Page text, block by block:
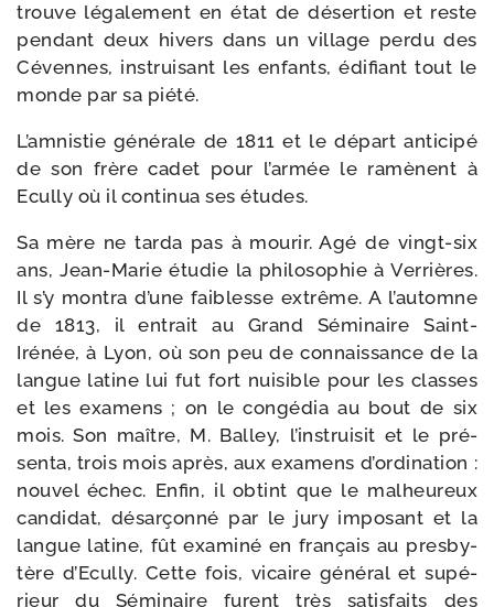
trouve léga­le­ment en état de déser­tion et reste
pen­dant deux hivers dans un vil­lage per­du des
Cévennes, ins­trui­sant les enfants, édi­fiant tout le
monde par sa piété.
L’amnistie géné­rale de 1811 et le départ anti­ci­pé
de son frère cadet pour l’armée le ramènent à
Ecully où il conti­nua ses études.
Sa mère ne tar­da pas à mou­rir. Agé de vingt-​six
ans, Jean-​Marie étu­die la phi­lo­so­phie à Verrières.
Il s’y mon­tra d’une fai­blesse extrême. A l’automne
de 1813, il entrait au Grand Séminaire Saint-​
Irénée, à Lyon, où son peu de connais­sance de la
langue latine lui fut fort nui­sible pour les classes
et les exa­mens ; on le congé­dia au bout de six
mois. Son maître, M. Balley, l’instruisit et le pré­
senta, trois mois après, aux exa­mens d’ordination :
nou­vel échec. Enfin, il obtint que le mal­heu­reux
can­di­dat, désar­çon­né par le jury impo­sant et la
langue latine, fût exa­mi­né en fran­çais au pres­by­
tère d’Ecully. Cette fois, vicaire géné­ral et supé­
rieur du Séminaire furent très satis­faits des